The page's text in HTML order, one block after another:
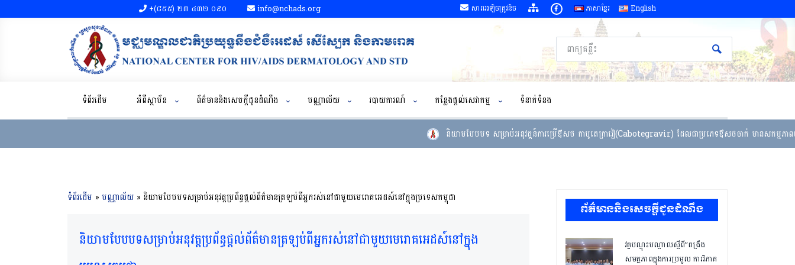
+(៨៥៥)​ ២៣​ ៤៣២ ០៩០​ info@nchads.org សារអេឡិចត្រូវនិច ភាសាខ្មែរ English
ទំព័រដើម អំពីស្ថាប័ន ព័ត៌មាននិងសេចក្តីជូនដំណឹង បណ្ណាល័យ របាយការណ៍ កន្លែងផ្តល់សេវាកម្ម ទំនាក់ទំនង
និយាមបែបបទ សម្រាប់អនុវត្តន៍ការប្រើឳសថ កាបូតេក្រាវៀ(Cabotegravir) ដែលជាប្រភេទឳសថចាក់ មានសកម្មភាពយូរ
ទំព័រដើម »បណ្ណាល័យ » និយាមបែបបទសម្រាប់អនុវត្តប្រព័ន្ធផ្តល់ព័ត៌មានត្រឡប់ពីអ្នករស់នៅជាមួយមេរោគអេដស៍នៅក្នុងប្រទេសកម្ពុជា
និយាមបែបបទសម្រាប់អនុវត្តប្រព័ន្ធផ្តល់ព័ត៌មានត្រឡប់ពីអ្នករស់នៅជាមួយមេរោគអេដស៍នៅក្នុង
ព័ត៌មាននិងសេចក្តីជូនដំណឹង
វគ្គបណ្ដុះបណ្ដាលស្តីពី”ពង្រឹង
សមត្ថភាពក្នុងការប្រមូល ការវិភាគ